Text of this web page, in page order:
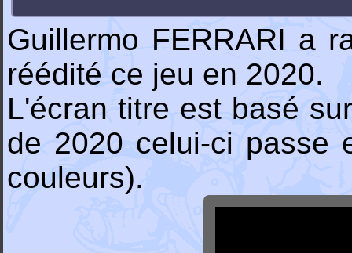
Guillermo FERRARI a
réédité ce jeu en 2020.
L'écran titre est basé
de 2020 celui-ci passe
couleurs).